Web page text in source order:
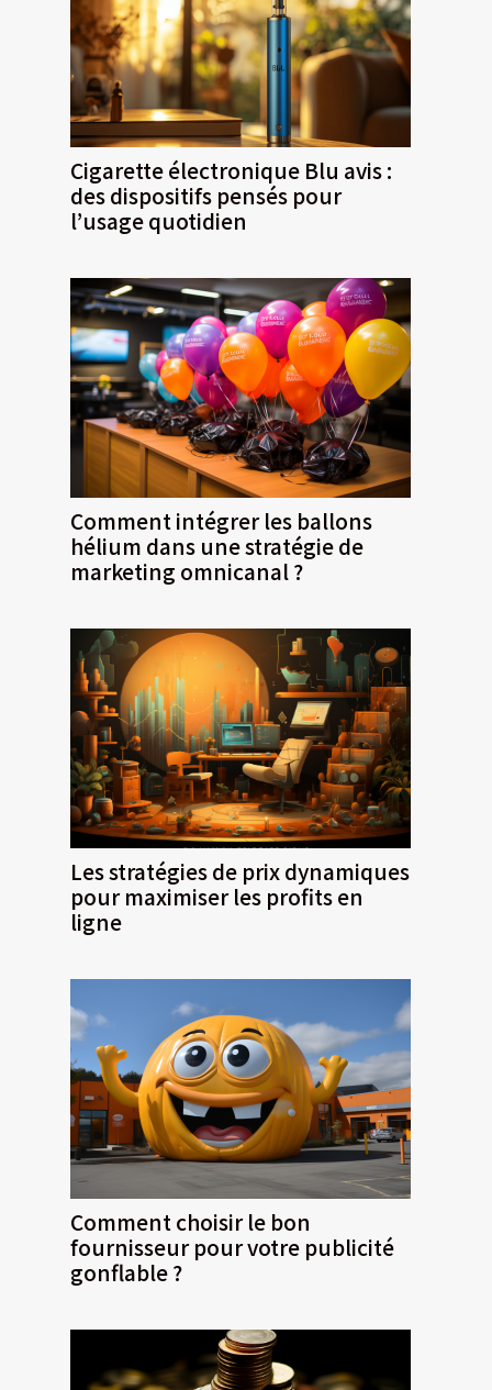
Cigarette électronique Blu avis :
des dispositifs pensés pour
l’usage quotidien
Comment intégrer les ballons
hélium dans une stratégie de
marketing omnicanal ?
Les stratégies de prix dynamiques
pour maximiser les profits en
ligne
Comment choisir le bon
fournisseur pour votre publicité
gonflable ?